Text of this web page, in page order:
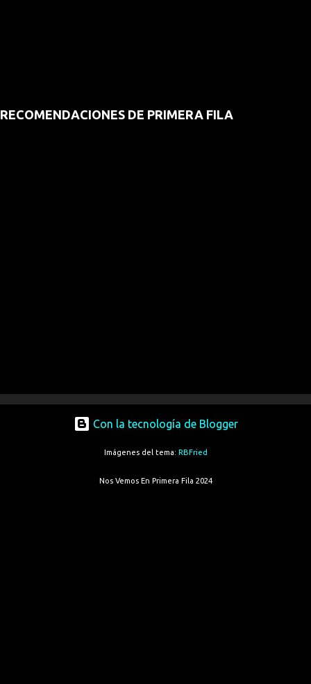
RECOMENDACIONES DE PRIMERA FILA
Con la tecnología de Blogger
Imágenes del tema: RBFried
Nos Vemos En Primera Fila 2024